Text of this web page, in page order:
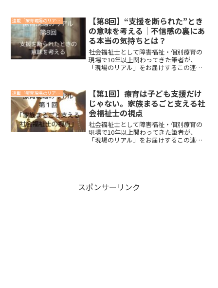
べき知識や技術は確かに大切です。で
も、“正しいこと”が必ずしも“相手を支え
ること”にはならないという現実も、私た
ちは理解する必要があります。
連載「療育現場のリアル」
【第8回】“支援を断られた”とき
の意味を考える｜不信感の裏にあ
る本当の気持ちとは？
社会福祉士として障害福祉・個別療育の
現場で10年以上関わってきた筆者が、
「現場のリアル」をお届けするこの連
援者として提案した内容が拒否された
り、保護者から距離を置かれたりする背
景には、保護者の“否定的な感情”だけで
はない、深い理由や想いが潜んでいるこ
とが多いのです。
連載「療育現場のリアル」
【第1回】療育は子ども支援だけ
じゃない。家族まるごと支える社
会福祉士の視点
社会福祉士として障害福祉・個別療育の
現場で10年以上関わってきた筆者が、
「現場のリアル」をお届けするこの連
スポンサーリンク